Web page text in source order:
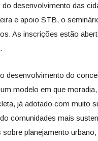
desenvolvimento das
e apoio STB, o
As inscrições estão
desenvolvimento do
modelo em que
já adotado com muito
comunidades mais
sobre planejamento